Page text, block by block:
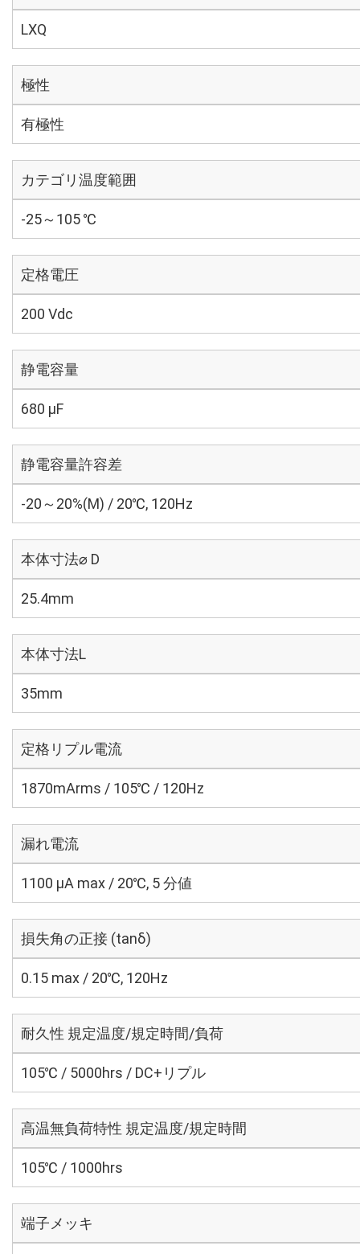
LXQ
極性
有極性
カテゴリ温度範囲
-25～105 ℃
定格電圧
200 Vdc
静電容量
680 µF
静電容量許容差
-20～20%(M) / 20℃, 120Hz
本体寸法⌀ D
25.4mm
本体寸法L
35mm
定格リプル電流
1870mArms / 105℃ / 120Hz
漏れ電流
1100 μA max / 20℃, 5 分値
損失角の正接 (tanδ)
0.15 max / 20℃, 120Hz
耐久性 規定温度/規定時間/負荷
105℃ / 5000hrs / DC+リプル
高温無負荷特性 規定温度/規定時間
105℃ / 1000hrs
端子メッキ